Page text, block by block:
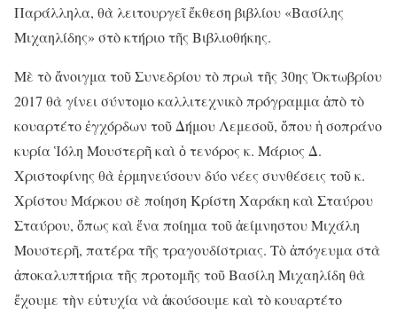
Παράλληλα, θὰ λειτουργεῖ ἔκθεση βιβλίου «Βασίλης
Μιχαηλίδης» στὸ κτήριο τῆς Βιβλιοθήκης.
Μὲ τὸ ἄνοιγμα τοῦ Συνεδρίου τὸ πρωὶ τῆς 30ης Ὀκτωβρίου
2017 θὰ γίνει σύντομο καλλιτεχνικὸ πρόγραμμα ἀπὸ τὸ
κουαρτέτο ἐγχόρδων τοῦ Δήμου Λεμεσοῦ, ὅπου ἡ σοπράνο
κυρία Ἱόλη Μουστερῆ καὶ ὁ τενόρος κ. Μάριος Δ.
Χριστοφίνης θὰ ἑρμηνεύσουν δύο νέες συνθέσεις τοῦ κ.
Χρίστου Μάρκου σὲ ποίηση Κρίστη Χαράκη καὶ Σταύρου
Σταύρου, ὅπως καὶ ἕνα ποίημα τοῦ ἀείμνηστου Μιχάλη
Μουστερῆ, πατέρα τῆς τραγουδίστριας. Τὸ ἀπόγευμα στὰ
ἀποκαλυπτήρια τῆς προτομῆς τοῦ Βασίλη Μιχαηλίδη θὰ
ἔχουμε τὴν εὐτυχία νὰ ἀκούσουμε καὶ τὸ κουαρτέτο